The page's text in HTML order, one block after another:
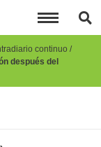
continuo
después del